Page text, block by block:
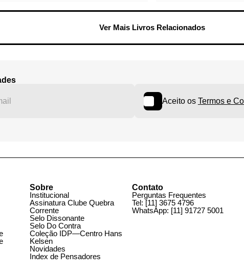
e interesse público: a
da influência
privada no ordenamento jurídico
brasileiro - Ponta de Estoque
Direito Público
esboço
perspectiva histórica
Ver Mais Livros Relacionados
Sobre
Institucional